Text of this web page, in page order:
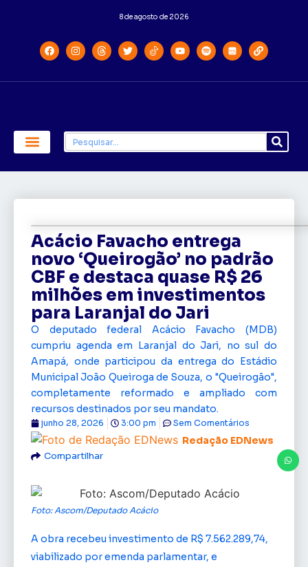
8 de agosto de 2026
Acácio Favacho entrega
novo ‘Queirogão’ no padrão
CBF e destaca quase R$ 26
milhões em investimentos
para Laranjal do Jari
O deputado federal Acácio Favacho (MDB)
cumpriu agenda em Laranjal do Jari, no sul do
Amapá, onde participou da entrega do Estádio
Municipal João Queiroga de Souza, o "Queirogão",
completamente reformado e ampliado com
recursos destinados por seu mandato.
Redação EDNews
junho 28, 2026 3:00 pm Sem Comentários
Compartilhar
Foto: Ascom/Deputado Acácio
A obra recebeu investimento de R$ 7.562.289,74,
viabilizado por emenda parlamentar, e